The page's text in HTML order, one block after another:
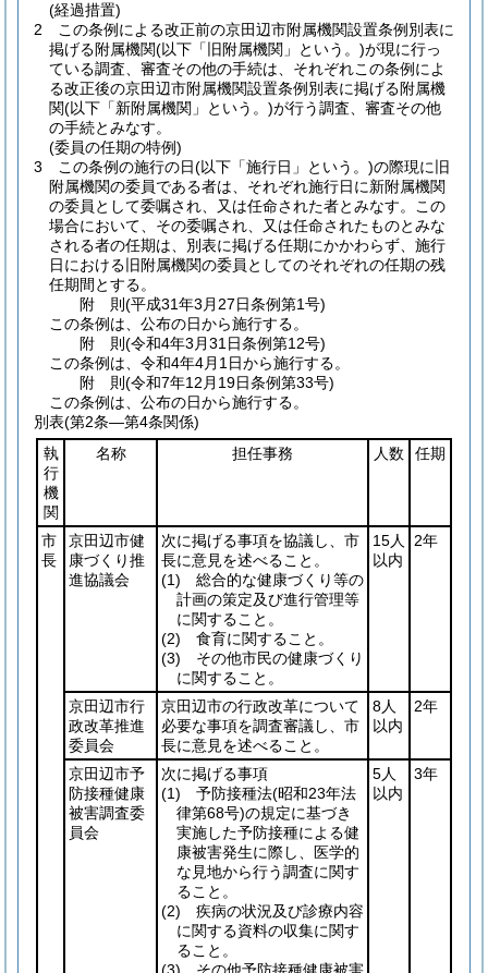
(経過措置)
2
この条例による改正前の京田辺市附属機関設置条例別表に
掲げる附属機関(以下「旧附属機関」という。)が現に行っ
ている調査、審査その他の手続は、それぞれこの条例によ
る改正後の京田辺市附属機関設置条例別表に掲げる附属機
関(以下「新附属機関」という。)が行う調査、審査その他
の手続とみなす。
(委員の任期の特例)
3
この条例の施行の日(以下「施行日」という。)の際現に旧
附属機関の委員である者は、それぞれ施行日に新附属機関
の委員として委嘱され、又は任命された者とみなす。
この
場合において、その委嘱され、又は任命されたものとみな
される者の任期は、別表に掲げる任期にかかわらず、施行
日における旧附属機関の委員としてのそれぞれの任期の残
任期間とする。
附 則(平成31年3月27日条例第1号)
この条例は、公布の日から施行する。
附 則(令和4年3月31日条例第12号)
この条例は、令和4年4月1日から施行する。
附 則(令和7年12月19日条例第33号)
この条例は、公布の日から施行する。
別表(第2条―第4条関係)
執
行
機
関
名称 担任事務 人数 任期
市
長
京田辺市健
康づくり推
進協議会
次に掲げる事項を協議し、市
長に意見を述べること。
(1) 総合的な健康づくり等の
計画の策定及び進行管理等
に関すること。
(2) 食育に関すること。
(3) その他市民の健康づくり
に関すること。
15人
以内
2年
京田辺市行
政改革推進
委員会
京田辺市の行政改革について
必要な事項を調査審議し、市
長に意見を述べること。
8人
以内
2年
京田辺市予
防接種健康
被害調査委
員会
次に掲げる事項
(1) 予防接種法(昭和23年法
律第68号)の規定に基づき
実施した予防接種による健
康被害発生に際し、医学的
な見地から行う調査に関す
ること。
(2) 疾病の状況及び診療内容
に関する資料の収集に関す
ること。
5人
以内
3年